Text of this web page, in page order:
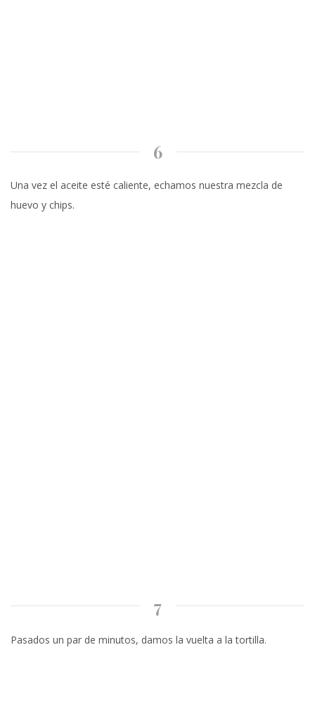
6
Una vez el aceite esté caliente, echamos nuestra mezcla de
huevo y chips.
7
Pasados un par de minutos, damos la vuelta a la tortilla.